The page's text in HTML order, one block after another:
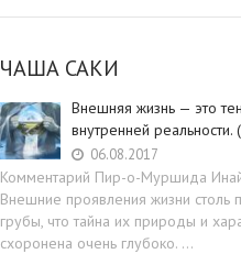
ЧАША САКИ
Внешняя жизнь — это
внутренней реальности.
06.08.2017
Комментарий Пир-о-Муршида
Внешние проявления жизни столь
грубы, что тайна их природы и
схоронена очень глубоко. …